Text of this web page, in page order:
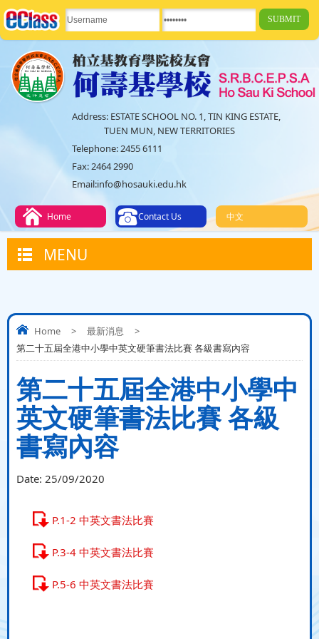
Address: ESTATE SCHOOL NO. 1, TIN KING ESTATE,
TUEN MUN, NEW TERRITORIES
Telephone:2455 6111
Fax:2464 2990
Email:info@hosauki.edu.hk
中文
Contact Us
Home
MENU
Home > 最新消息
>
第二十五屆全港中小學中英文硬筆書法比賽 各級書寫內容
第二十五屆全港中小學中
英文硬筆書法比賽 各級
書寫內容
Date: 25/09/2020
P.1-2 中英文書法比賽
P.3-4 中英文書法比賽
P.5-6 中英文書法比賽